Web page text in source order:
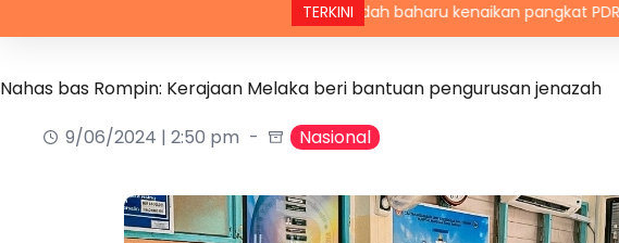
TERKINI
Kaedah baharu kenaikan pangkat PDRM, ATM
Nahas bas Rompin: Kerajaan Melaka beri bantuan pengurusan jenazah
9/06/2024 | 2:50 pm
Nasional